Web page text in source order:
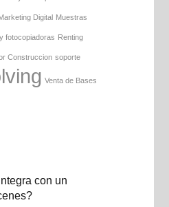
Digital Muestras
fotocopiadoras Renting
Construccion soporte
Venta de Bases
con un